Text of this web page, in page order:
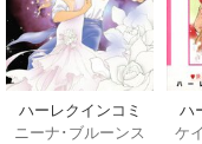
ハーレクインコミ
ックス セット 202
ニーナ･ブルーンス
ハ
ッ
ケ